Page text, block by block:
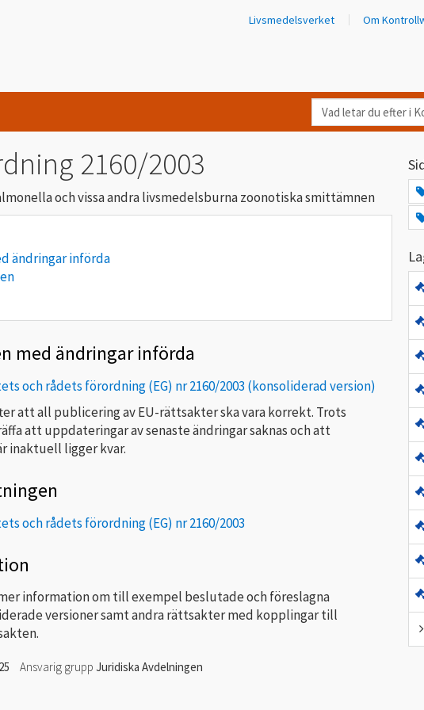
Livsmedelsverket Om
Vad
letar
i
Kontrollwiki?
2160/2003
och vissa andra livsmedelsburna zoonotiska smittämnen
ändringar införda
med ändringar införda
och rådets förordning (EG) nr 2160/2003 (konsoliderad version)
att all publicering av EU-rättsakter ska vara korrekt. Trots
att uppdateringar av senaste ändringar saknas och att
inaktuell ligger kvar.
och rådets förordning (EG) nr 2160/2003
mer information om till exempel beslutade och föreslagna
versioner samt andra rättsakter med kopplingar till
Ansvarig grupp Juridiska Avdelningen